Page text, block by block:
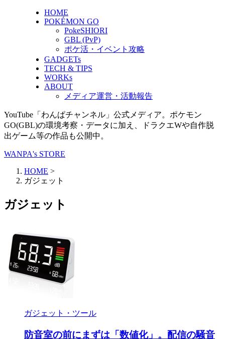
HOME
POKÉMON GO
PokeSHIORI
GBL (PvP)
ポケ活・イベント攻略
GADGETs
TECH & TIPS
WORKs
ABOUT
メディア運営・活動報告
YouTube「わんぱチャンネル」公式メディア。ポケモン
GO(GBL)の環境考察・データに加え、ドラクエWや自作脱
出ゲーム等の作品も公開中。
WANPA's STORE
HOME >
ガジェット
ガジェット
ガジェット・ツール
防音室の前にまずは「数値化」。配信の騒音